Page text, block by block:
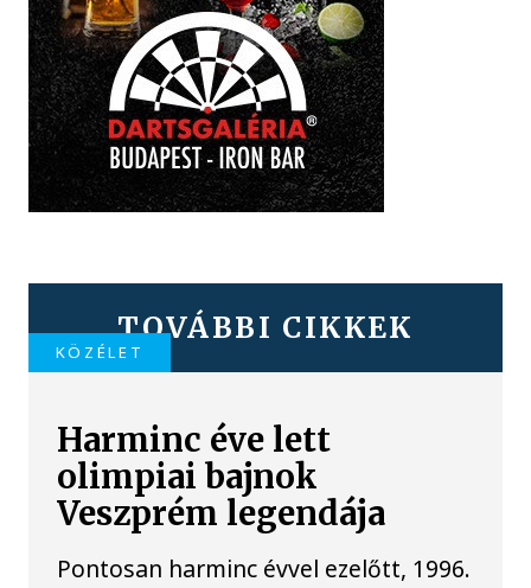
TOVÁBBI CIKKEK
KÖZÉLET
Harminc éve lett
olimpiai bajnok
Veszprém legendája
Pontosan harminc évvel ezelőtt, 1996.